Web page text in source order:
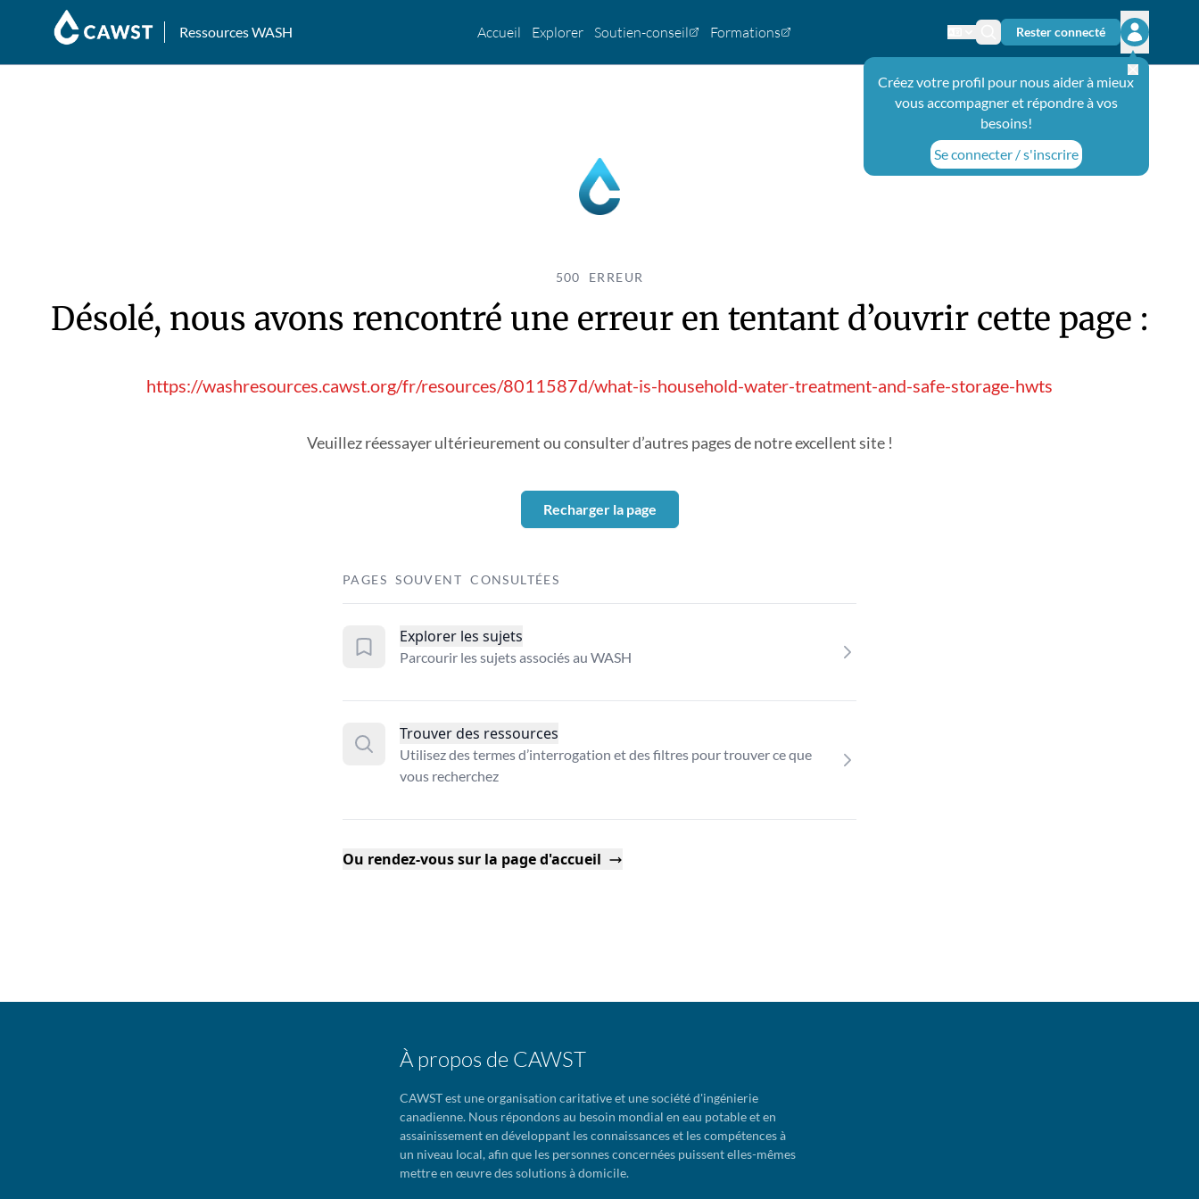
Ressources WASH Accueil Explorer Soutien-conseil Formations Changer de langue
Icône de recherche
Rester connecté
Ouvrir le
Créez votre profil pour nous aider à mieux
vous accompagner et répondre à vos
besoins!
Se connecter / s'inscrire
500 ERREUR
Désolé, nous avons rencontré une erreur en tentant d’ouvrir cette page :
https://washresources.cawst.org/fr/resources/8011587d/what-is-household-water-treatment-and-safe-storage-hwts
Veuillez réessayer ultérieurement ou consulter d’autres pages de notre excellent site !
Recharger la page
PAGES SOUVENT CONSULTÉES
Explorer les sujets
Parcourir les sujets associés au WASH
Trouver des ressources
Utilisez des termes d’interrogation et des filtres pour trouver ce que
vous recherchez
Ou rendez-vous sur la page d'accueil
À propos de CAWST
CAWST est une organisation caritative et une société d'ingénierie
canadienne. Nous répondons au besoin mondial en eau potable et en
assainissement en développant les connaissances et les compétences à
un niveau local, afin que les personnes concernées puissent elles-mêmes
mettre en œuvre des solutions à domicile.